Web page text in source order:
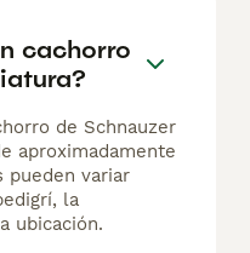
cachorro
de Schnauzer
aproximadamente
pueden variar
la
ubicación.